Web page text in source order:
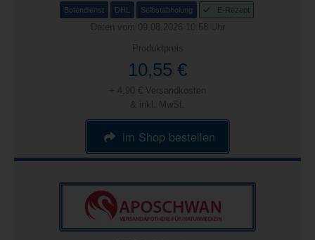
Botendienst DHL Selbstabholung E-Rezept
Daten vom 09.08.2026 10:58 Uhr
Produktpreis
10,55 €
+ 4,90 € Versandkosten
& inkl. MwSt.
im Shop bestellen